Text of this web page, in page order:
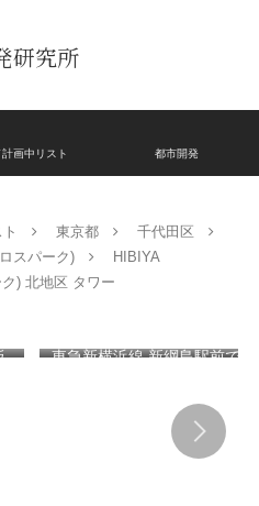
研究所
画中リスト 都市開発
東京都
千代田区
スパーク)
HIBIYA
) 北地区 タワー
東急新横浜線 新綱島駅前で建
古民家＋2棟の木造商業施設
による新たな駅前拠点が2026